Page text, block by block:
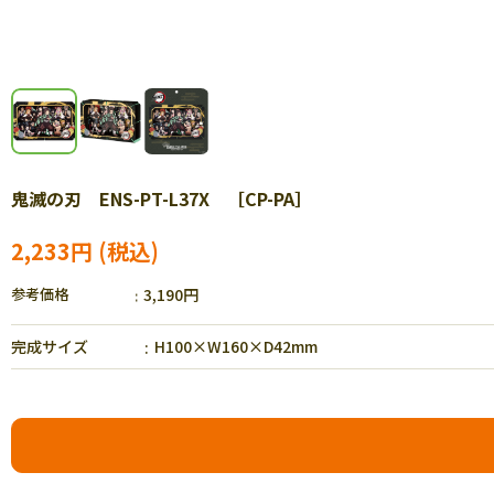
鬼滅の刃 ENS-PT-L37X ［CP-PA］
2,233円
参考価格 3,190円
完成サイズ H100×W160×D42mm